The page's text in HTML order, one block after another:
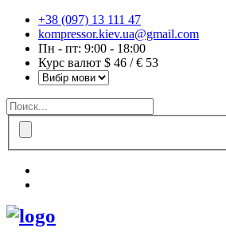
+38 (097) 13 111 47
kompressor.kiev.ua@gmail.com
Пн - пт: 9:00 - 18:00
Курс валют $ 46 / € 53